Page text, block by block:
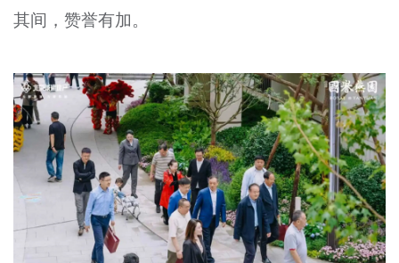
其间，赞誉有加。